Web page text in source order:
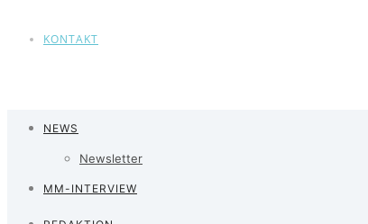
KONTAKT
NEWS
Newsletter
MM-INTERVIEW